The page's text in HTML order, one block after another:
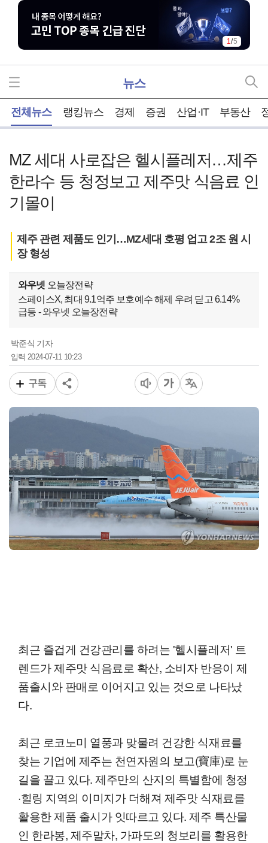
1/5
뉴스
전체뉴스 랭킹뉴스 경제 증권 산업·IT 부동산
MZ 세대 사로잡은 헬시플레저…제주
한라수 등 청정보고 제주맛 식음료 인
기몰이
제주 관련 제품도 인기…MZ세대 호평 업고 2조 원 시
장 형성
와우넷 오늘장전략
스페이스X, 최대 9.1억주 보호예수 해제 우려 딛고 6.14%
급등 - 와우넷 오늘장전략
박준식 기자
입력2024-07-11 10:23
구독
최근 즐겁게 건강관리를 하려는 '헬시플레저' 트
렌드가 제주맛 식음료로 확산, 소비자 반응이 제
품출시와 판매로 이어지고 있는 것으로 나타났
다.
최근 로코노미 열풍과 맞물려 건강한 식재료를
찾는 기업에 제주는 천연자원의 보고(寶庫)로 눈
길을 끌고 있다. 제주만의 산지의 특별함에 청정
·힐링 지역의 이미지가 더해져 제주맛 식재료를
활용한 제품 출시가 잇따르고 있다. 제주 특산물
인 한라봉, 제주말차, 가파도의 청보리를 활용한